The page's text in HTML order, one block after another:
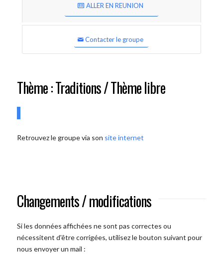
ALLER EN REUNION
Contacter le groupe
Thème : Traditions / Thème libre
Retrouvez le groupe via son site internet
Changements / modifications
Si les données affichées ne sont pas correctes ou
nécessitent d'être corrigées, utilisez le bouton suivant pour
nous envoyer un mail :